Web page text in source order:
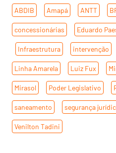
ABDIB Amapá ANTT
concessionárias Eduardo
Infraestrutura intervenção
Linha Amarela Luiz Fux
Mirasol Poder Legislativo
saneamento segurança
Venilton Tadini